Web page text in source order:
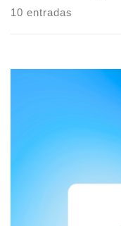
10 entradas